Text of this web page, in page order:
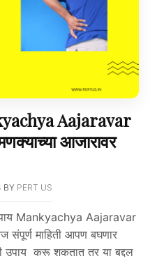
Aajaravar
आजारावर
BY PERT US
Mankyachya Aajaravar
माहिती आपण बघणार
उपाय करू शकतात तर या बद्दल